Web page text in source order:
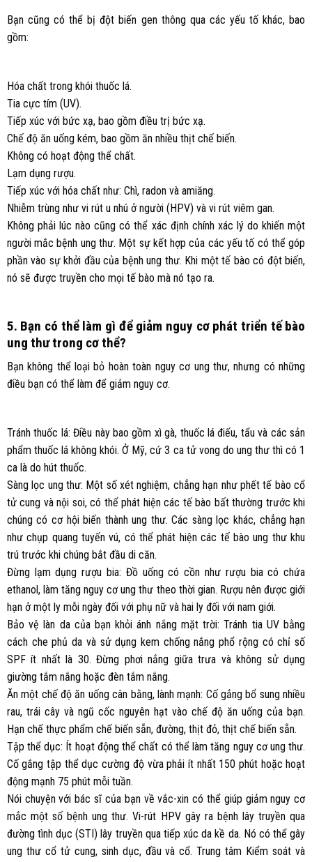
Bạn cũng có thể bị đột biến gen thông qua các yếu tố khác, bao
gồm:
Hóa chất trong khói thuốc lá.
Tia cực tím (UV).
Tiếp xúc với bức xạ, bao gồm điều trị bức xạ.
Chế độ ăn uống kém, bao gồm ăn nhiều thịt chế biến.
Không có hoạt động thể chất.
Lạm dụng rượu.
Tiếp xúc với hóa chất như: Chì, radon và amiăng.
Nhiễm trùng như vi rút u nhú ở người (HPV) và vi rút viêm gan.
Không phải lúc nào cũng có thể xác định chính xác lý do khiến một
người mắc bệnh ung thư. Một sự kết hợp của các yếu tố có thể góp
phần vào sự khởi đầu của bệnh ung thư. Khi một tế bào có đột biến,
nó sẽ được truyền cho mọi tế bào mà nó tạo ra.
5. Bạn có thể làm gì để giảm nguy cơ phát triển tế bào
ung thư trong cơ thể?
Bạn không thể loại bỏ hoàn toàn nguy cơ ung thư, nhưng có những
điều bạn có thể làm để giảm nguy cơ.
Tránh thuốc lá: Điều này bao gồm xì gà, thuốc lá điếu, tẩu và các sản
phẩm thuốc lá không khói. Ở Mỹ, cứ 3 ca tử vong do ung thư thì có 1
ca là do hút thuốc.
Sàng lọc ung thư: Một số xét nghiệm, chẳng hạn như phết tế bào cổ
tử cung và nội soi, có thể phát hiện các tế bào bất thường trước khi
chúng có cơ hội biến thành ung thư. Các sàng lọc khác, chẳng hạn
như chụp quang tuyến vú, có thể phát hiện các tế bào ung thư khu
trú trước khi chúng bắt đầu di căn.
Đừng lạm dụng rượu bia: Đồ uống có cồn như rượu bia có chứa
ethanol, làm tăng nguy cơ ung thư theo thời gian. Rượu nên được giới
hạn ở một ly mỗi ngày đối với phụ nữ và hai ly đối với nam giới.
Bảo vệ làn da của bạn khỏi ánh nắng mặt trời: Tránh tia UV bằng
cách che phủ da và sử dụng kem chống nắng phổ rộng có chỉ số
SPF ít nhất là 30. Đừng phơi nắng giữa trưa và không sử dụng
giường tắm nắng hoặc đèn tắm nắng.
Ăn một chế độ ăn uống cân bằng, lành mạnh: Cố gắng bổ sung nhiều
rau, trái cây và ngũ cốc nguyên hạt vào chế độ ăn uống của bạn.
Hạn chế thực phẩm chế biến sẵn, đường, thịt đỏ, thịt chế biến sẵn.
Tập thể dục: Ít hoạt động thể chất có thể làm tăng nguy cơ ung thư.
Cố gắng tập thể dục cường độ vừa phải ít nhất 150 phút hoặc hoạt
động mạnh 75 phút mỗi tuần.
Nói chuyện với bác sĩ của bạn về vắc-xin có thể giúp giảm nguy cơ
mắc một số bệnh ung thư. Vi-rút HPV gây ra bệnh lây truyền qua
đường tình dục (STI) lây truyền qua tiếp xúc da kề da. Nó có thể gây
ung thư cổ tử cung, sinh dục, đầu và cổ. Trung tâm Kiểm soát và